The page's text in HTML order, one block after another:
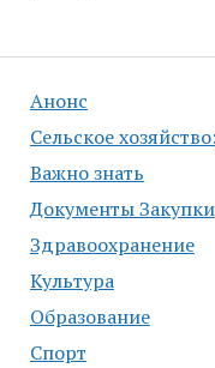
Анонс
Сельское
Важно знать
Документы Закупки
Здравоохранение
Культура
Образование
Спорт